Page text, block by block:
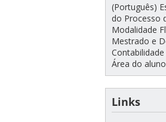
(Português)
do Processo
Modalidade
Mestrado e
Contabilidade
Área do
Links